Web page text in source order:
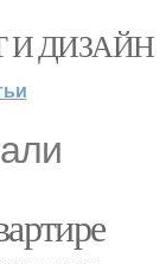
И ДИЗАЙН